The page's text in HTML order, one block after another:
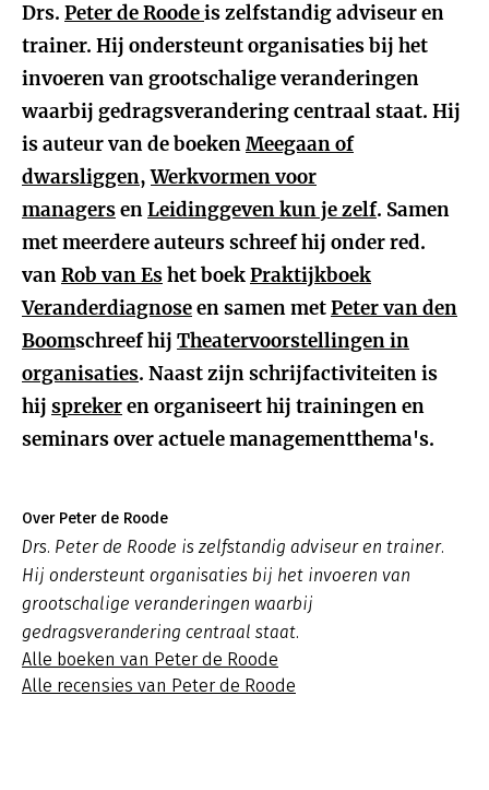
Drs. Peter de Roodeis zelfstandig adviseur en
trainer. Hij ondersteunt organisaties bij het
invoeren van grootschalige veranderingen
waarbij gedragsverandering centraal staat. Hij
is auteur van de boekenMeegaan of
dwarsliggen,Werkvormen voor
managersenLeidinggeven kun je zelf. Samen
met meerdere auteurs schreef hij onder red.
vanRob van Eshet boekPraktijkboek
Veranderdiagnoseen samen metPeter van den
Boomschreef hij Theatervoorstellingen in
organisaties. Naast zijn schrijfactiviteiten is
hij sprekeren organiseert hij trainingen en
seminars over actuele managementthema's.
Over Peter de Roode
Drs. Peter de Roode is zelfstandig adviseur en trainer.
Hij ondersteunt organisaties bij het invoeren van
grootschalige veranderingen waarbij
gedragsverandering centraal staat.
Alle boeken van Peter de Roode
Alle recensies van Peter de Roode